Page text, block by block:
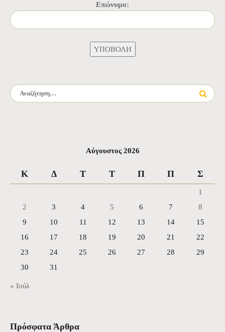
Επώνυμο:
Αναζήτηση για:
Αύγουστος 2026
Κ Δ Τ Τ Π Π Σ
1
2
3 4 5 6 7
8
9
10 11 12 13 14
15
16
17 18 19 20 21
22
23
24 25 26 27 28
29
30
31
« Ιούλ
Πρόσφατα Άρθρα